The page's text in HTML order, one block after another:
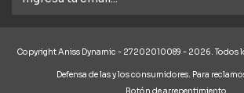
Copyright Aniss Dynamic - 27202010089 - 2026. Todos
Defensa de las y los consumidores. Para
Botón de arrepentimiento